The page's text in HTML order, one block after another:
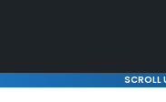
SCROLL